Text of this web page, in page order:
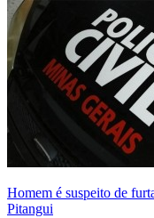
Homem é suspeito de
Pitangui